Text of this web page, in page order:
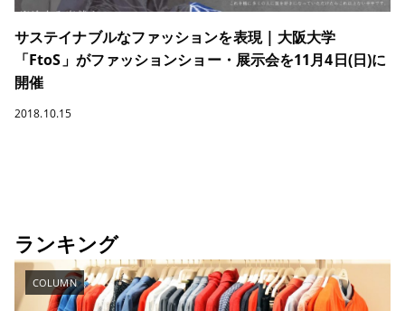
サステイナブルなファッションを表現 | 大阪大学
「FtoS」がファッションショー・展示会を11月4日(日)に
開催
2018.10.15
ランキング
COLUMN